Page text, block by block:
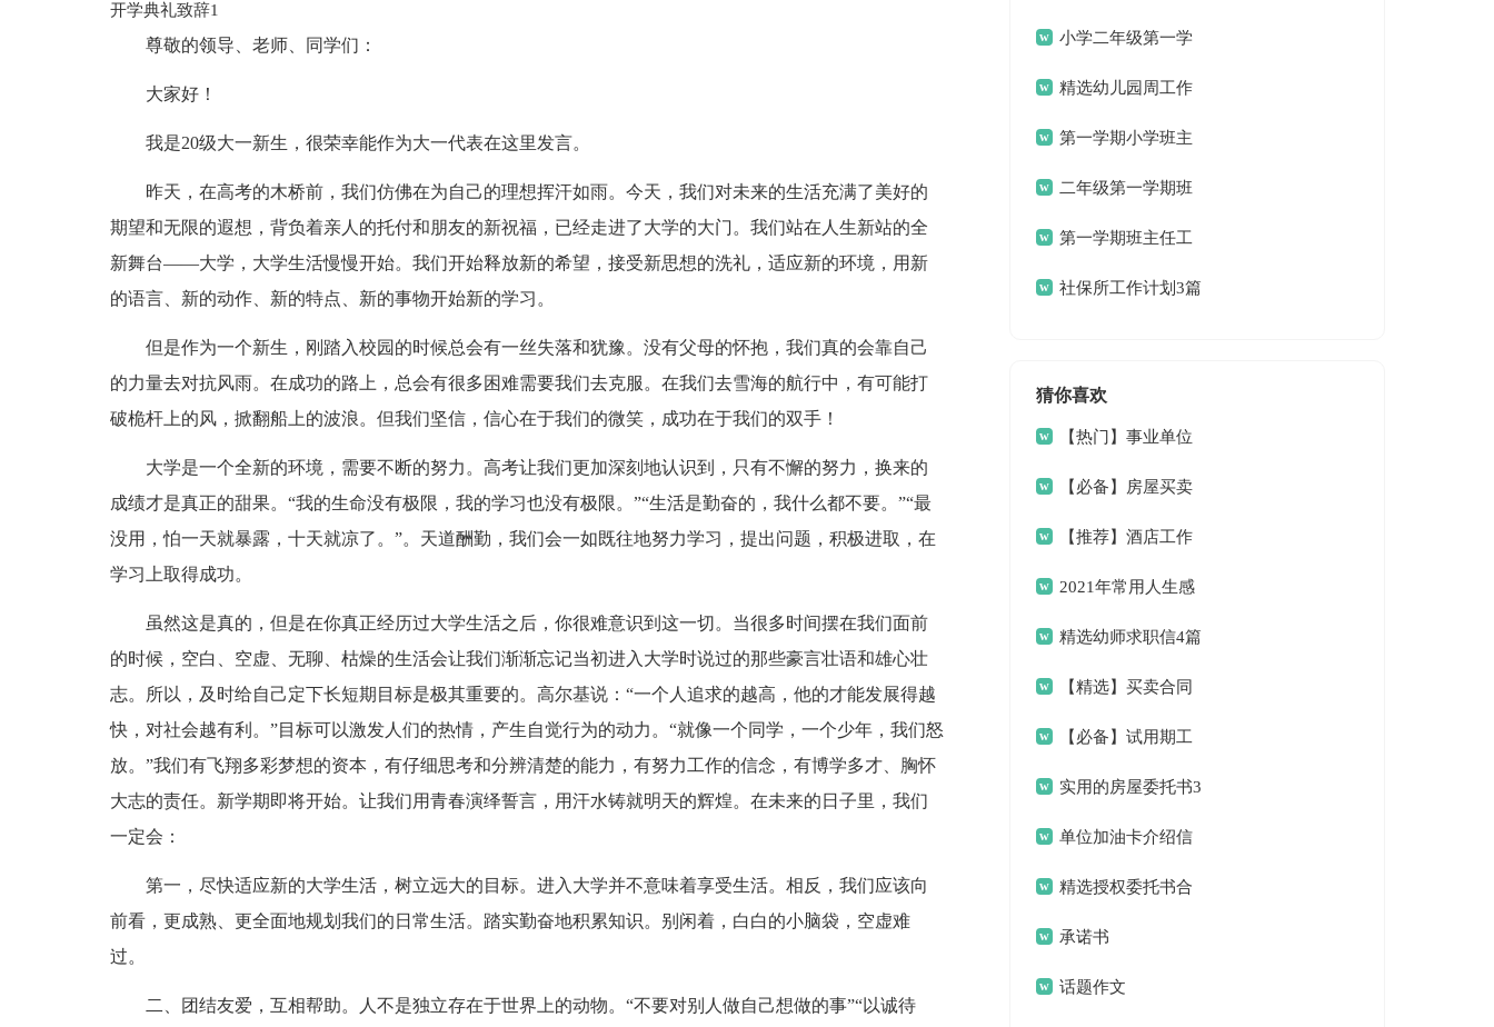
开学典礼致辞1
尊敬的领导、老师、同学们：
大家好！
我是20级大一新生，很荣幸能作为大一代表在这里发言。
昨天，在高考的木桥前，我们仿佛在为自己的理想挥汗如雨。今天，我们对未来的生活充满了美好的
期望和无限的遐想，背负着亲人的托付和朋友的新祝福，已经走进了大学的大门。我们站在人生新站的全
新舞台——大学，大学生活慢慢开始。我们开始释放新的希望，接受新思想的洗礼，适应新的环境，用新
的语言、新的动作、新的特点、新的事物开始新的学习。
但是作为一个新生，刚踏入校园的时候总会有一丝失落和犹豫。没有父母的怀抱，我们真的会靠自己
的力量去对抗风雨。在成功的路上，总会有很多困难需要我们去克服。在我们去雪海的航行中，有可能打
破桅杆上的风，掀翻船上的波浪。但我们坚信，信心在于我们的微笑，成功在于我们的双手！
大学是一个全新的环境，需要不断的努力。高考让我们更加深刻地认识到，只有不懈的努力，换来的
成绩才是真正的甜果。“我的生命没有极限，我的学习也没有极限。”“生活是勤奋的，我什么都不要。”“最
没用，怕一天就暴露，十天就凉了。”。天道酬勤，我们会一如既往地努力学习，提出问题，积极进取，在
学习上取得成功。
虽然这是真的，但是在你真正经历过大学生活之后，你很难意识到这一切。当很多时间摆在我们面前
的时候，空白、空虚、无聊、枯燥的生活会让我们渐渐忘记当初进入大学时说过的那些豪言壮语和雄心壮
志。所以，及时给自己定下长短期目标是极其重要的。高尔基说：“一个人追求的越高，他的才能发展得越
快，对社会越有利。”目标可以激发人们的热情，产生自觉行为的动力。“就像一个同学，一个少年，我们怒
放。”我们有飞翔多彩梦想的资本，有仔细思考和分辨清楚的能力，有努力工作的信念，有博学多才、胸怀
大志的责任。新学期即将开始。让我们用青春演绎誓言，用汗水铸就明天的辉煌。在未来的日子里，我们
一定会：
第一，尽快适应新的大学生活，树立远大的目标。进入大学并不意味着享受生活。相反，我们应该向
前看，更成熟、更全面地规划我们的日常生活。踏实勤奋地积累知识。别闲着，白白的小脑袋，空虚难
过。
二、团结友爱，互相帮助。人不是独立存在于世界上的动物。“不要对别人做自己想做的事”“以诚待
计划小学二年级第一学
期班主任工作计划
精选幼儿园周工作
计划三篇
第一学期小学班主
任的工作计划范文
二年级第一学期班
主任工作计划
第一学期班主任工
作计划社保所工作计划3篇
猜你喜欢
【热门】事业单位
请假条4篇
【必备】房屋买卖
合同范文6篇
【推荐】酒店工作
总结三篇
2021年常用人生感
言语录33条
精选幼师求职信4篇
【精选】买卖合同
范文9篇【必备】试用期工
作总结合集八篇
实用的房屋委托书3
篇 单位加油卡介绍信
锦集六篇
精选授权委托书合
集5篇承诺书
话题作文